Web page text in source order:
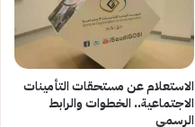
الاستعلام عن مستحقات التأمينات
الاجتماعية.. الخطوات والرابط
الرسمي